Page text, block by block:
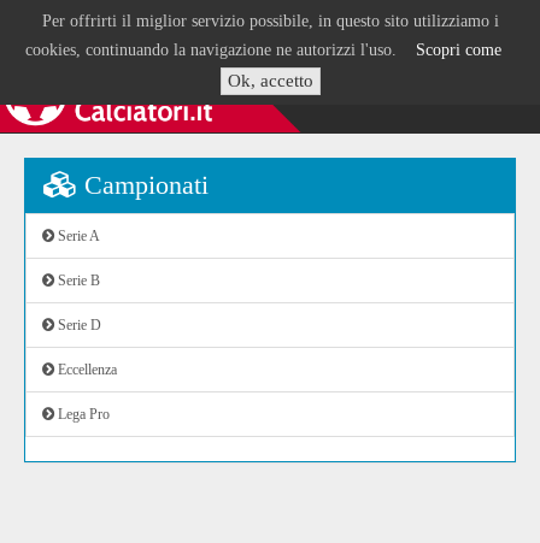
Per offrirti il miglior servizio possibile, in questo sito utilizziamo i
cookies, continuando la navigazione ne autorizzi l'uso. Scopri come
Ok, accetto
Campionati
Serie A
Serie B
Serie D
Eccellenza
Lega Pro